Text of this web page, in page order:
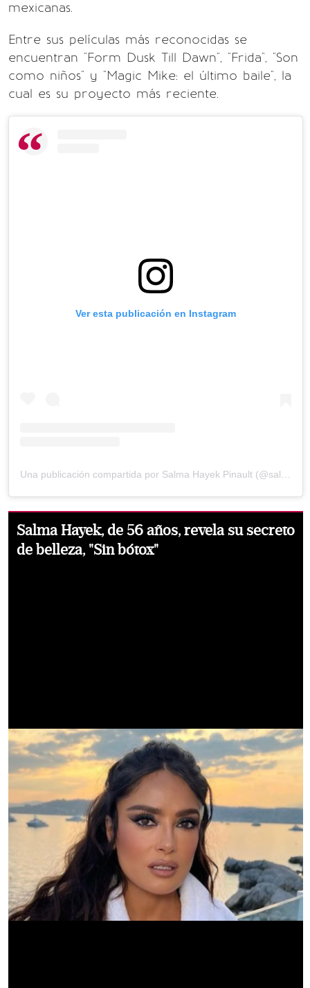
mexicanas.
Entre sus películas más reconocidas se
encuentran "Form Dusk Till Dawn", "Frida", "Son
como niños" y "Magic Mike: el último baile", la
cual es su proyecto más reciente.
Ver esta publicación en Instagram
Una publicación compartida por Salma Hayek Pinault (@salmahayek)
Salma Hayek, de 56 años, revela su secreto
de belleza, "Sin bótox"